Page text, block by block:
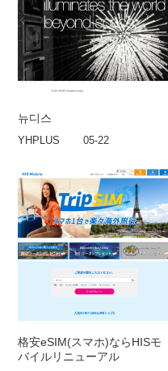
뉴디스
YHPLUS 05-22
格安eSIM(スマホ)ならHISモ
バイルリニューアル